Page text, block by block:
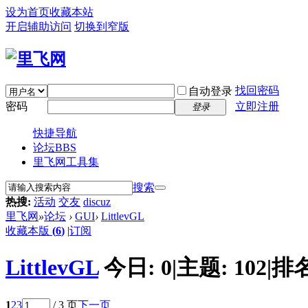
设为首页收藏本站
开启辅助访问 切换到窄版
自动登录 找回密码
密码
登录 立即注册
快捷导航
论坛BBS
里飞网工具集
搜索
热搜: 活动 交友 discuz
里飞网 »论坛 › GUI› LittlevGL
收藏本版 (6) |订阅
LittlevGL 今日: 0|主题: 102|排
123 / 3 页下一页